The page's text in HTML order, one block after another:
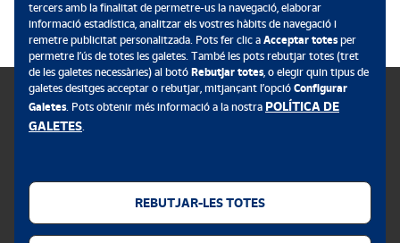
Avís legal
tercers amb la finalitat de permetre-us la navegació, elaborar
informació estadística, analitzar els vostres hàbits de navegació i
remetre publicitat personalitzada. Pots fer clic a Acceptar totesper
permetre l’ús de totes les galetes. També les pots rebutjar totes (tret
de les galetes necessàries) al botó Rebutjar totes, o elegir quin tipus de
galetes desitges acceptar o rebutjar, mitjançant l’opció Configurar
Galetes. Pots obtenir més informació a la nostra POLÍTICA DE
GALETES.
REBUTJAR-LES TOTES